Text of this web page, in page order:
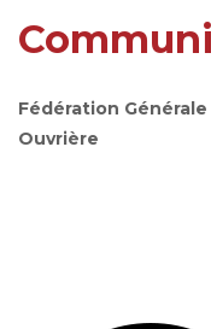
Fédération
Ouvrière